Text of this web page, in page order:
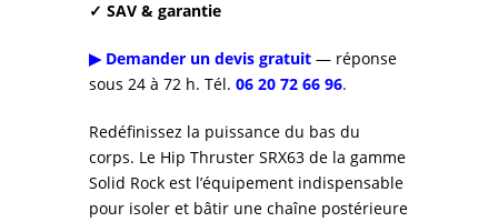
✓ SAV & garantie
▶ Demander un devis gratuit — réponse
sous 24 à 72 h. Tél. 06 20 72 66 96.
Redéfinissez la puissance du bas du
corps. Le Hip Thruster SRX63 de la gamme
Solid Rock est l’équipement indispensable
pour isoler et bâtir une chaîne postérieure